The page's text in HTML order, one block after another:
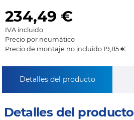
234,49 €
IVA incluido
Precio por neumático
Precio de montaje no incluido 19,85 €
Detalles del producto
Detalles del producto